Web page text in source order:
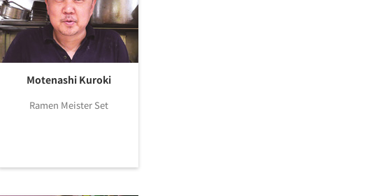
Motenashi Kuroki
Ramen Meister Set